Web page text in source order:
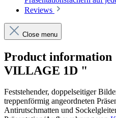
Reviews
Close menu
Product
VILLAGE 1D "
Feststehender, doppelseitiger
treppenförmig angeordneten
Antirutschmatten und